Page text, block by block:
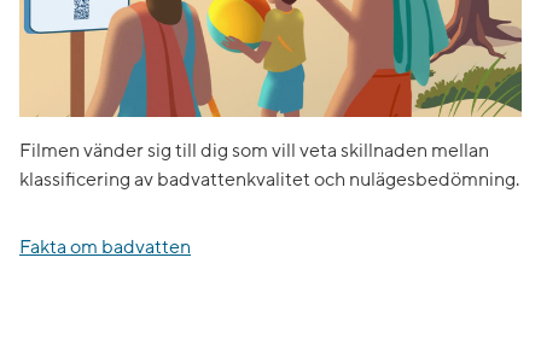
Filmen vänder sig till dig som vill veta skillnaden mellan
klassificering av badvattenkvalitet och nulägesbedömning.
Fakta om badvatten